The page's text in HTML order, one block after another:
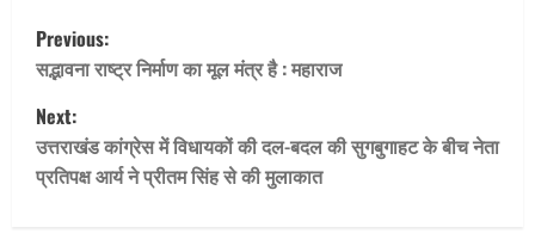
P
o
s
t
Previous:
सद्भावना राष्ट्र निर्माण का मूल मंत्र है : महाराज
Next:
उत्तराखंड कांग्रेस में विधायकों की दल-बदल की सुगबुगाहट के बीच नेता
प्रतिपक्ष आर्य ने प्रीतम सिंह से की मुलाकात